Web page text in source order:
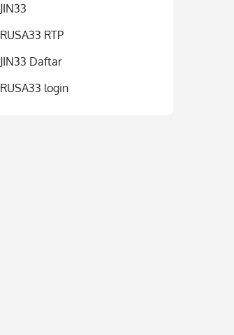
JIN33
RUSA33 RTP
JIN33 Daftar
RUSA33 login